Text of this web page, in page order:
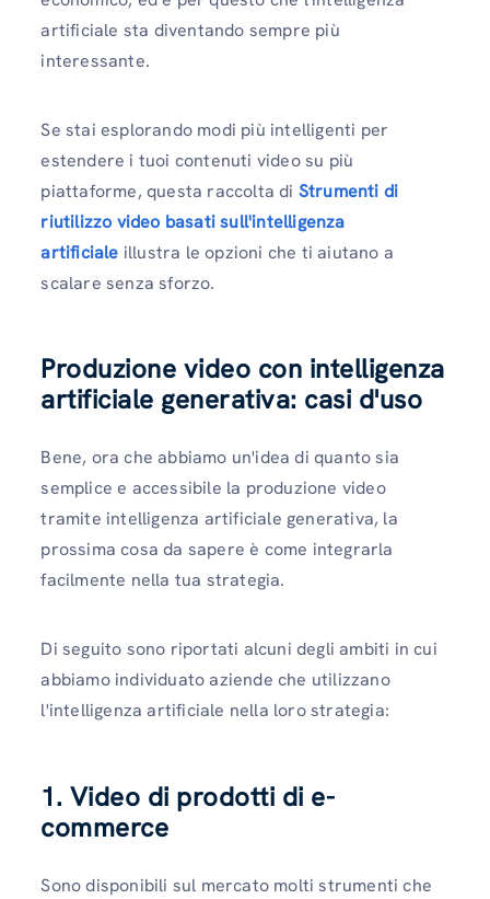
artificiale sta diventando sempre più
interessante.
Se stai esplorando modi più intelligenti per
estendere i tuoi contenuti video su più
piattaforme, questa raccolta di Strumenti di
riutilizzo video basati sull'intelligenza
artificiale illustra le opzioni che ti aiutano a
scalare senza sforzo.
Produzione video con intelligenza
artificiale generativa: casi d'uso
Bene, ora che abbiamo un'idea di quanto sia
semplice e accessibile la produzione video
tramite intelligenza artificiale generativa, la
prossima cosa da sapere è come integrarla
facilmente nella tua strategia.
Di seguito sono riportati alcuni degli ambiti in cui
abbiamo individuato aziende che utilizzano
l'intelligenza artificiale nella loro strategia:
1. Video di prodotti di e-
commerce
Sono disponibili sul mercato molti strumenti che